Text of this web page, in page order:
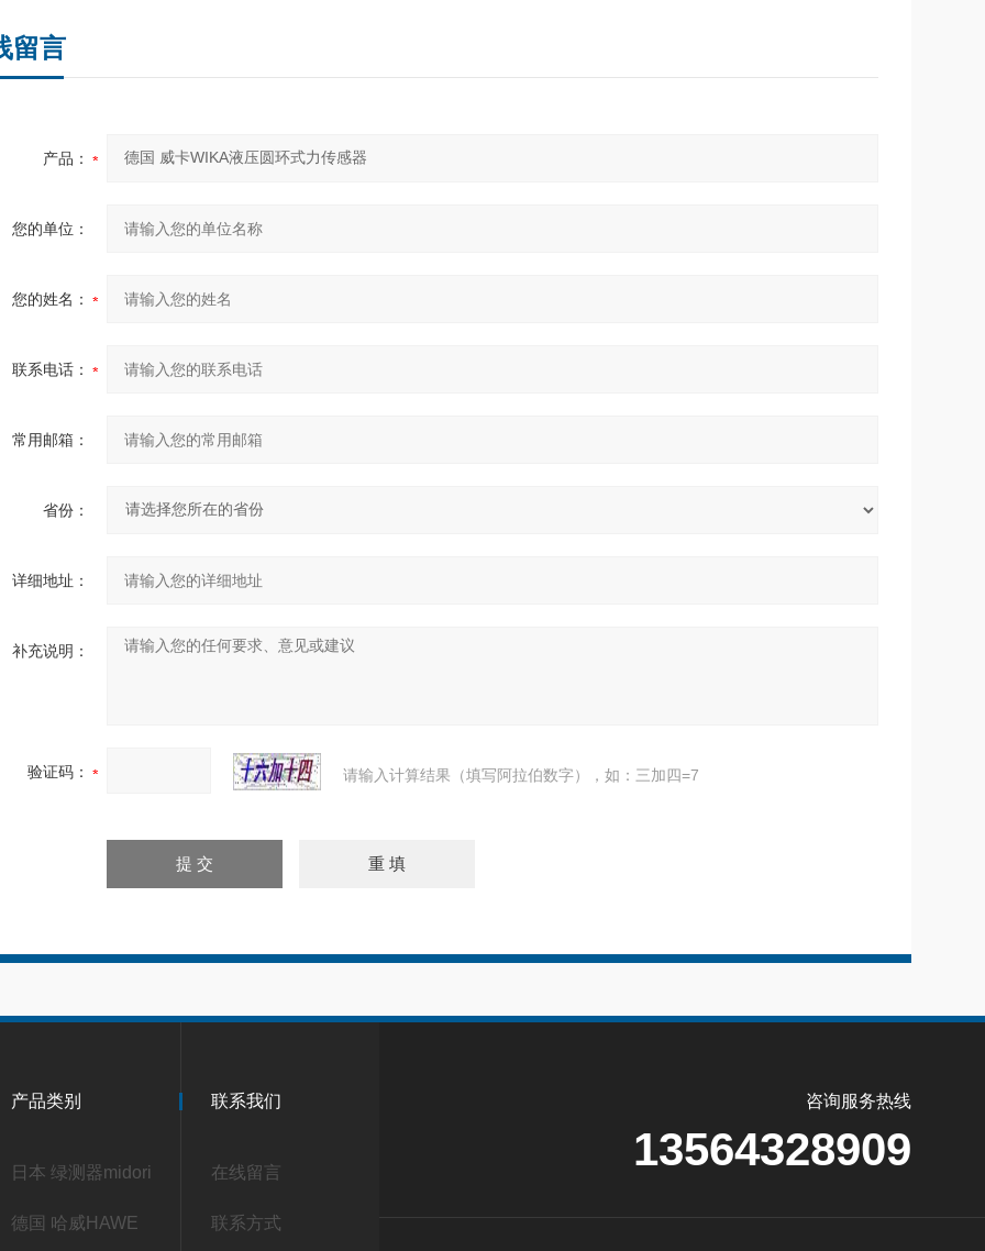
留言
产品：
您的单位：
您的姓名：
联系电话：
常用邮箱：
省份：
详细地址：
补充说明：
验证码： 请输入计算结果（填写阿拉伯数字），如：三加四=7
产品类别
日本 绿测器midori
德国 哈威HAWE
联系我们
在线留言
联系方式
咨询服务热线
13564328909